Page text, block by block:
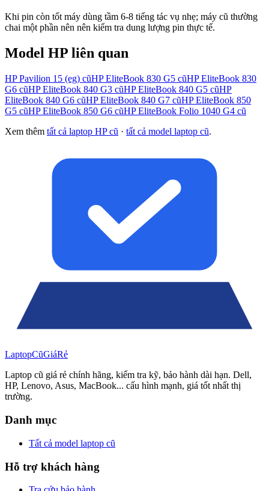
Khi pin còn tốt máy dùng tầm 6-8 tiếng tác vụ nhẹ; máy cũ thường
chai một phần nên nên kiểm tra dung lượng pin thực tế.
Model HP liên quan
HP Pavilion 15 (eg) cũHP EliteBook 830 G5 cũHP EliteBook 830
G6 cũHP EliteBook 840 G3 cũHP EliteBook 840 G5 cũHP
EliteBook 840 G6 cũHP EliteBook 840 G7 cũHP EliteBook 850
G5 cũHP EliteBook 850 G6 cũHP EliteBook Folio 1040 G4 cũ
Xem thêm tất cả laptop HPcũ · tất cả model laptop cũ.
LaptopCũGiáRẻ
Laptop cũ giá rẻ chính hãng, kiểm tra kỹ, bảo hành dài hạn. Dell,
HP, Lenovo, Asus, MacBook... cấu hình mạnh, giá tốt nhất thị
trường.
Danh mục
Tất cả model laptop cũ
Hỗ trợ khách hàng